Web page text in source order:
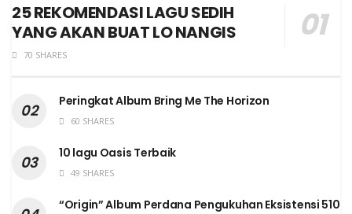
25 REKOMENDASI LAGU SEDIH
YANG AKAN BUAT LO NANGIS
70 SHARES
Peringkat Album Bring Me The Horizon
60 SHARES
10 lagu Oasis Terbaik
49 SHARES
“Origin” Album Perdana Pengukuhan Eksistensi 510